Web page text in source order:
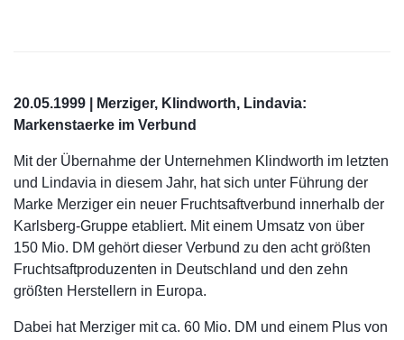
20.05.1999 | Merziger, Klindworth, Lindavia:
Markenstaerke im Verbund
Mit der Übernahme der Unternehmen Klindworth im letzten
und Lindavia in diesem Jahr, hat sich unter Führung der
Marke Merziger ein neuer Fruchtsaftverbund innerhalb der
Karlsberg-Gruppe etabliert. Mit einem Umsatz von über
150 Mio. DM gehört dieser Verbund zu den acht größten
Fruchtsaftproduzenten in Deutschland und den zehn
größten Herstellern in Europa.
Dabei hat Merziger mit ca. 60 Mio. DM und einem Plus von